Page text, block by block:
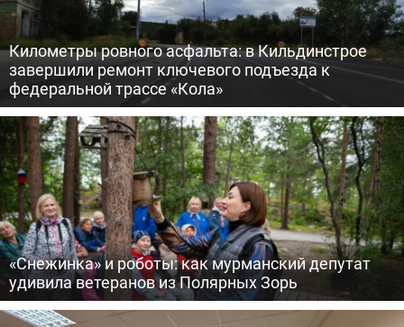
Километры ровного асфальта: в Кильдинстрое
завершили ремонт ключевого подъезда к
федеральной трассе «Кола»
«Снежинка» и роботы: как мурманский депутат
удивила ветеранов из Полярных Зорь